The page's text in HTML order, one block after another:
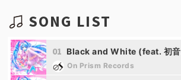
SONG LIST
01 Black and White (feat. 初音ミク)
On Prism Records